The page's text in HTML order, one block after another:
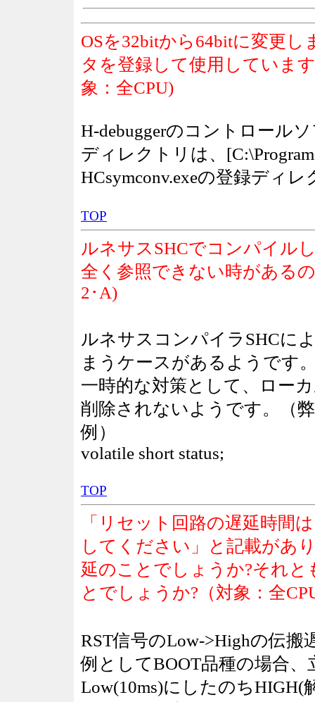
OSを32bitから64bitに変更
タを登録して使用していま
象：全CPU)
H-debuggerのコントロール
ディレクトリは、
HCsymconv.exeの登録ディ
TOP
ルネサスSHCでコンパイル
全く参照できない時がある
2･A)
ルネサスコンパイラSHCに
まうケースがあるようです
一時的な対策として、ロー
削除されないようです。（
例）
volatile short status;
TOP
「リセット回路の遅延時間
してください」と記載があ
延のことでしょうか?それ
とでしょうか?（対象：全
RST信号のLow->Highの伝搬
例としてBOOT品種の場合
Low(10ms)にしたのち